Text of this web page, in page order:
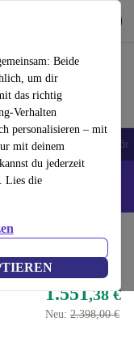
Beide
um dir
das richtig
Verhalten
personalisieren – mit
mit deinem
kannst du jederzeit
. Lies die
Smartwatches Zubehör
- Code:
1.551,38 €
Neu: 2.398,00 €